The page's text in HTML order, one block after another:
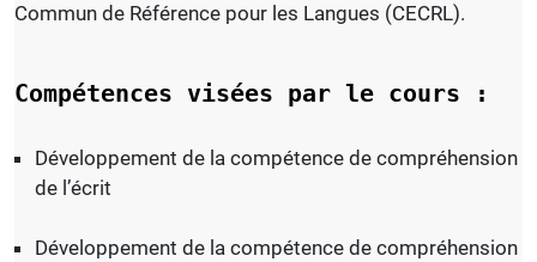
Commun de Référence pour les Langues (CECRL).
Compétences visées par le cours :
Développement de la compétence de compréhension
de l’écrit
Développement de la compétence de compréhension